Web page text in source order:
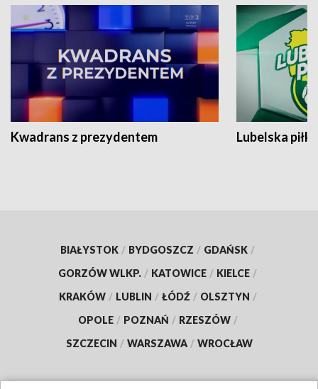
Kwadrans z prezydentem Lubelska piłka
BIAŁYSTOK / BYDGOSZCZ / GDAŃSK /
GORZÓW WLKP. / KATOWICE / KIELCE /
KRAKÓW / LUBLIN / ŁÓDŹ / OLSZTYN /
OPOLE / POZNAŃ / RZESZÓW /
SZCZECIN / WARSZAWA / WROCŁAW